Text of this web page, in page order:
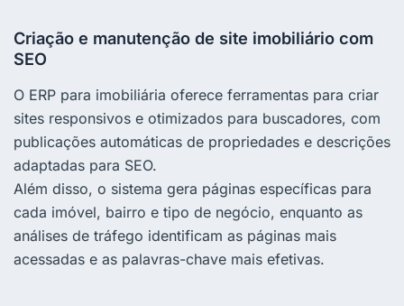
Criação e manutenção de site imobiliário com
SEO
O ERP para imobiliária oferece ferramentas para criar
sites responsivos e otimizados para buscadores, com
publicações automáticas de propriedades e descrições
adaptadas para SEO.
Além disso, o sistema gera páginas específicas para
cada imóvel, bairro e tipo de negócio, enquanto as
análises de tráfego identificam as páginas mais
acessadas e as palavras-chave mais efetivas.